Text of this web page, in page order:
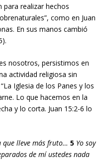
para realizar hechos
como en Juan
En sus manos cambió
nosotros, persistimos en
actividad religiosa sin
Iglesia de los Panes y los
Lo que hacemos en la
y lo corta. Juan 15:2-6 lo
lleve más fruto… 5 Yo soy
de mí ustedes nada